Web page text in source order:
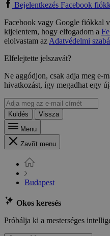
Bejelentkezés Facebook
Facebook vagy Google fiókkal
kijelentem, hogy elfogadom a
elolvastam azAdatvédelmi
Elfelejtette jelszavát?
Ne aggódjon, csak adja meg e-
hivatkozást, így megadhat egy
Küldés
Vissza
Menu
Zavřít menu
Budapest
Okos keresés
Próbálja ki a mesterséges